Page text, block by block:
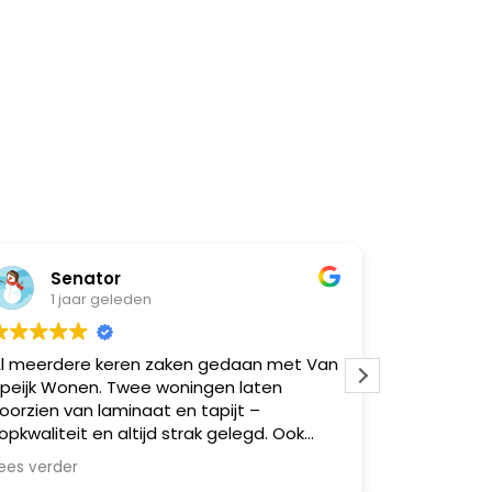
Senator
1 jaar geleden
meerdere keren zaken gedaan met Van
Wonen. Twee woningen laten
van laminaat en tapijt –
en altijd strak gelegd. Ook
vrienden via mij geholpen,
zeer tevreden. Betrouwbaar,
verder